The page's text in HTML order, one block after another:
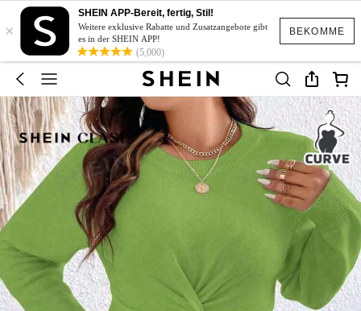
BEKOMME
×
SHEIN APP-Bereit, fertig, Stil!
Weitere exklusive Rabatte und Zusatzangebote gibt
es in der SHEIN APP!
(5,000)